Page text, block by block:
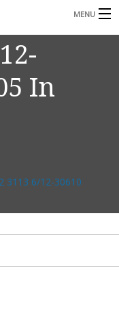
MENU
+86 17750010683
In
3113 6/12-30610